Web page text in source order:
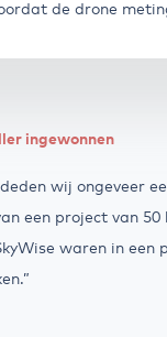
de drone
ingewonnen
wij ongeveer
een project van 50
waren in een